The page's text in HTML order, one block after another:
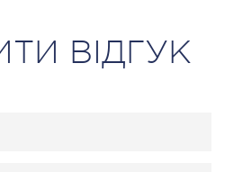
ВІДГУК